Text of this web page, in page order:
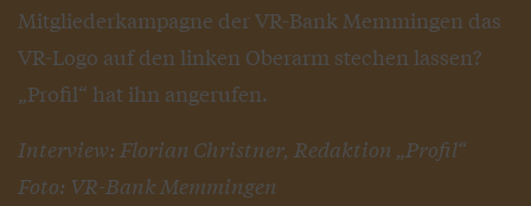
Mitgliederkampagne der VR-Bank Memmingen das
VR-Logo auf den linken Oberarm stechen lassen?
„Profil“ hat ihn angerufen.
Interview: Florian Christner, Redaktion „Profil“
Foto: VR-Bank Memmingen